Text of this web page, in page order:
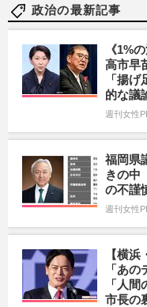
政治の最新記事
《1%
高市早
「揚
的な議
週刊女性
福岡県
きの中
の不謹
週刊女性
【横
「あ
「人
市長の